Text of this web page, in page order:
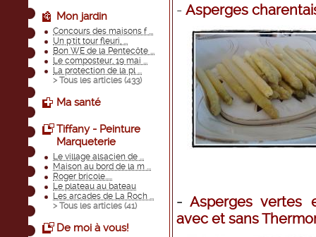
Mon jardin
Concours des maisons f ...
Un p'tit tour fleuri, ...
Bon WE de la Pentecôte ...
Le composteur, 19 mai ...
La protection de la pl ...
> Tous les articles (433)
Ma santé
Tiffany - Peinture
Marqueterie
Le village alsacien de ...
Maison au bord de la m ...
Roger bricole.....
Le plateau au bateau
Les arcades de La Roch ...
> Tous les articles (41)
De moi à vous!
- Asperges
-Asperges vertes
avec et sans